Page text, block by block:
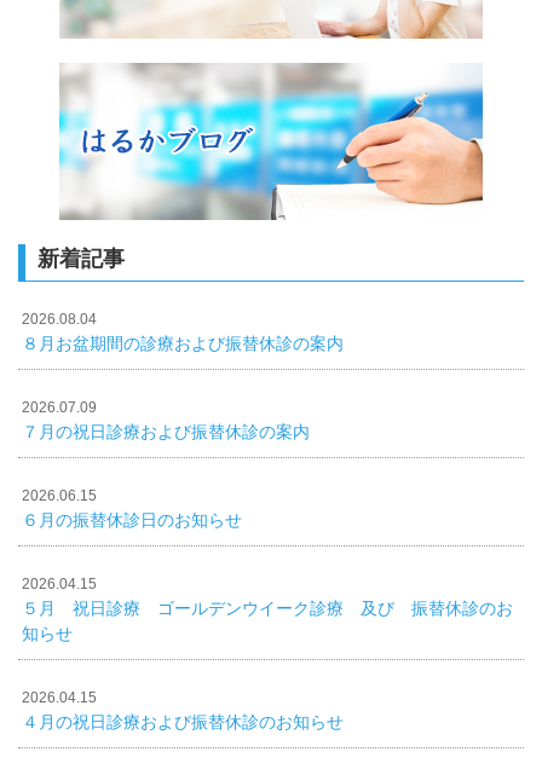
新着記事
2026.08.04
８月お盆期間の診療および振替休診の案内
2026.07.09
７月の祝日診療および振替休診の案内
2026.06.15
６月の振替休診日のお知らせ
2026.04.15
５月 祝日診療 ゴールデンウイーク診療 及び 振替休診のお
知らせ
2026.04.15
４月の祝日診療および振替休診のお知らせ